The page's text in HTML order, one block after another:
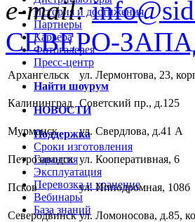
История и достижения
Партнеры
Карьера
Фотогалерея
Пресс-центр
Найти шоурум
НОВОСТИ
Поддержка
Сроки изготовления
Гарантия
Эксплуатация
Перевозка и хранение
Вебинары
База знаний
e-mail:
СЕВЕРО-
Архангельск ул. Лермонтова, 23,
Калининград Советский пр., д.125
Мурманск ул. Свердлова, д.41 А
Петрозаводск ул. Кооперативная, 6
Псков ул. Ипподромная, 108б
Северодвинск ул. Ломоносова, д.85,